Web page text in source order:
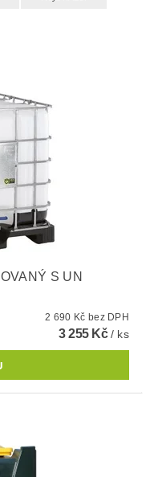
S UN
2 690 Kč bez DPH
3 255 Kč/ ks